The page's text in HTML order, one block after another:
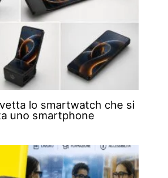
lo smartwatch che si
uno smartphone